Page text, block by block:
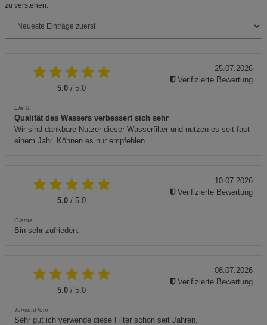
zu verstehen.
5.0 / 5.0
Ela S.
Qualität des Wassers verbessert sich sehr
Wir sind dankbare Nutzer dieser Wasserfilter und nutzen es seit fast
einem Jahr. Können es nur empfehlen.
25.07.2026
Verifizierte Bewertung
5.0 / 5.0
Giarda
Bin sehr zufrieden.
10.07.2026
Verifizierte Bewertung
5.0 / 5.0
TomundTom
Sehr gut ich verwende diese Filter schon seit Jahren.
08.07.2026
Verifizierte Bewertung